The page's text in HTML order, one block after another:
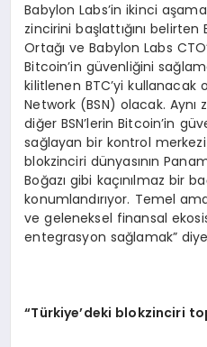
Babylon Labs’in ikinci
zincirini başlattığını
Ortağı ve Babylon Labs
Bitcoin’in güvenliğini
kilitlenen BTC’yi kullanacak
Network (BSN) olacak.
diğer BSN’lerin Bitcoin’in
sağlayan bir kontrol
blokzinciri dünyasının
Boğazı gibi kaçınılmaz bir
konumlandırıyor. Temel
ve geleneksel finansal
entegrasyon sağlamak”
“Türkiye’deki blokzinciri